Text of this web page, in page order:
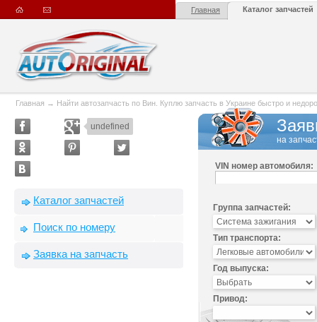
Главная Каталог запчастей
Главная → Найти автозапчасть по Вин. Куплю запчасть в Украине быстро и
undefined
Каталог запчастей
Поиск по номеру
Заявка на запчасть
на
VIN номер автомобиля:
Группа запчастей:
Тип транспорта:
Год выпуска:
Привод: